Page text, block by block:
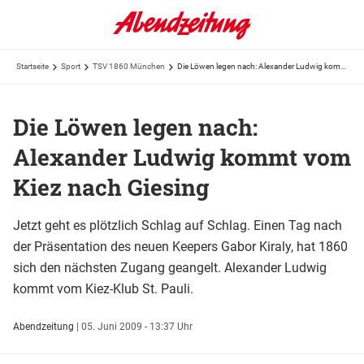
Startseite Sport TSV 1860 München
Die Löwen legen nach:
Alexander Ludwig kommt vom
Kiez nach Giesing
Jetzt geht es plötzlich Schlag auf Schlag. Einen Tag nach
der Präsentation des neuen Keepers Gabor Kiraly, hat 1860
sich den nächsten Zugang geangelt. Alexander Ludwig
kommt vom Kiez-Klub St. Pauli.
Abendzeitung | 05. Juni 2009 - 13:37 Uhr